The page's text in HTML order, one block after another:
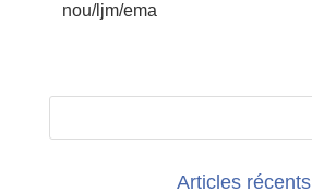
nou/ljm/ema
Articles récents